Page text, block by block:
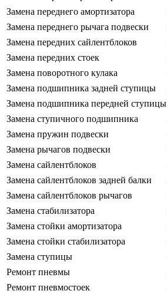
Замена переднего амортизатора
Замена переднего рычага подвески
Замена передних сайлентблоков
Замена передних стоек
Замена поворотного кулака
Замена подшипника задней ступицы
Замена подшипника передней ступицы
Замена ступичного подшипника
Замена пружин подвески
Замена рычагов подвески
Замена сайлентблоков
Замена сайлентблоков задней балки
Замена сайлентблоков рычагов
Замена стабилизатора
Замена стойки амортизатора
Замена стойки стабилизатора
Замена ступицы
Ремонт пневмы
Ремонт пневмостоек